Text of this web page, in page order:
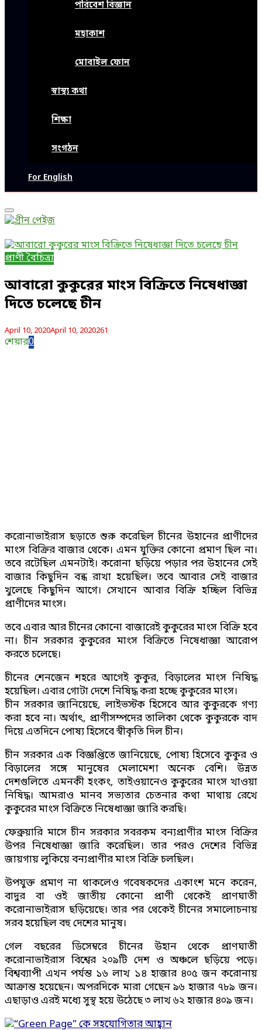
পরিবেশ বিজ্ঞান
মহাকাশ
মোবাইল ফোন
স্বাস্থ্য কথা
শিক্ষা
সংগঠন
For English
Primary
Menu
প্রাণী বৈচিত্র্য
আবারো কুকুরের মাংস বিক্রিতে নিষেধাজ্ঞা
দিতে চলেছে চীন
April 10, 2020April 10, 2020261
শেয়ার0
করোনাভাইরাস ছড়াতে শুরু করেছিল চীনের উহানের প্রাণীদের
মাংস বিক্রির বাজার থেকে। এমন যুক্তির কোনো প্রমাণ ছিল না।
তবে রটেছিল এমনটাই। করোনা ছড়িয়ে পড়ার পর উহানের সেই
বাজার কিছুদিন বন্ধ রাখা হয়েছিল। তবে আবার সেই বাজার
খুলেছে কিছুদিন আগে। সেখানে আবার বিক্রি হচ্ছিল বিভিন্ন
প্রাণীদের মাংস।
তবে এবার আর চীনের কোনো বাজারেই কুকুরের মাংস বিক্রি হবে
না। চীন সরকার কুকুরের মাংস বিক্রিতে নিষেধাজ্ঞা আরোপ
করতে চলেছে।
চীনের শেনজেন শহরে আগেই কুকুর, বিড়ালের মাংস নিষিদ্ধ
হয়েছিল। এবার গোটা দেশে নিষিদ্ধ করা হচ্ছে কুকুরের মাংস।
চীন সরকার জানিয়েছে, লাইভস্টক হিসেবে আর কুকুরকে গণ্য
করা হবে না। অর্থাৎ, প্রাণীসম্পদের তালিকা থেকে কুকুরকে বাদ
দিয়ে এতদিনে পোষ্য হিসেবে স্বীকৃতি দিল চীন।
চীন সরকার এক বিজ্ঞপ্তিতে জানিয়েছে, পোষ্য হিসেবে কুকুর ও
বিড়ালের সঙ্গে মানুষের মেলামেশা অনেক বেশি। উন্নত
দেশগুলিতে এমনকী হংকং, তাইওয়ানেও কুকুরের মাংস খাওয়া
নিষিদ্ধ। আমরাও মানব সভ্যতার চেতনার কথা মাথায় রেখে
কুকুরের মাংস বিক্রিতে নিষেধাজ্ঞা জারি করছি।
ফেব্রুয়ারি মাসে চীন সরকার সবরকম বন্যপ্রাণীর মাংস বিক্রির
উপর নিষেধাজ্ঞা জারি করেছিল। তার পরও দেশের বিভিন্ন
জায়গায় লুকিয়ে বন্যপ্রাণীর মাংস বিক্রি চলছিল।
উপযুক্ত প্রমাণ না থাকলেও গবেষকদের একাংশ মনে করেন,
বাদুর বা ওই জাতীয় কোনো প্রাণী থেকেই প্রাণঘাতী
করোনাভাইরাস ছড়িয়েছে। তার পর থেকেই চীনের সমালোচনায়
সরব হয়েছিল বহু দেশের মানুষ।
গেল বছরের ডিসেম্বরে চীনের উহান থেকে প্রাণঘাতী
করোনাভাইরাস বিশ্বের ২০৯টি দেশ ও অঞ্চলে ছড়িয়ে পড়ে।
বিশ্বব্যাপী এখন পর্যন্ত ১৬ লাখ ১৪ হাজার ৪০৫ জন করোনায়
আক্রান্ত হয়েছেন। অপরদিকে মারা গেছেন ৯৬ হাজার ৭৮৯ জন।
এছাড়াও এরই মধ্যে সুস্থ হয়ে উঠেছে ৩ লাখ ৬২ হাজার ৪০৯ জন।